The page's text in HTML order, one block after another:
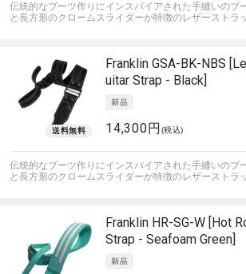
伝統的なブーツ作りにインスパイアされた手縫いのブ
と長方形のクロームスライダーが特徴のレザーストラ
Franklin GSA-BK-NBS
uitar Strap - Black]
14,300円 (税込)
伝統的なブーツ作りにインスパイアされた手縫いのブ
と長方形のクロームスライダーが特徴のレザーストラ
Franklin HR-SG-W [Hot
Strap - Seafoam Green]